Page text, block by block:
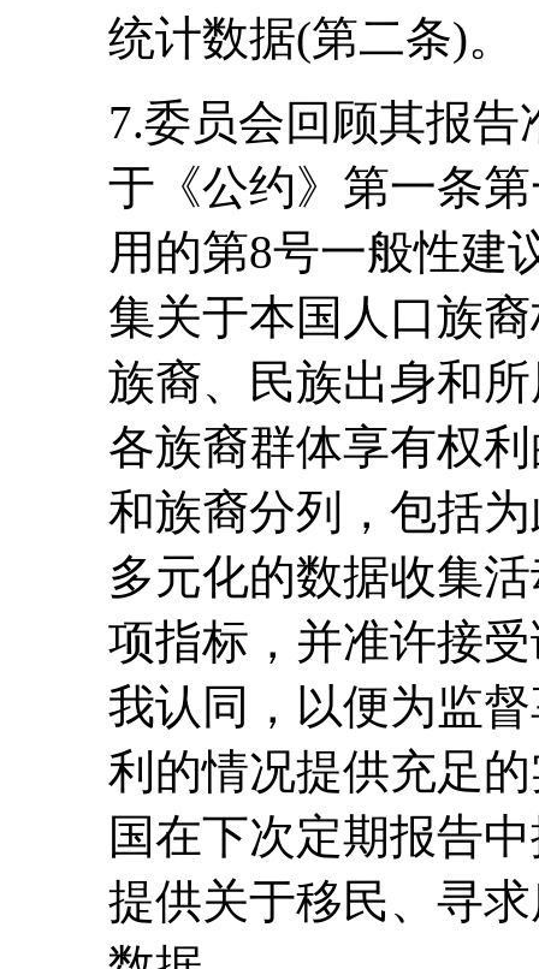
统计数据(第二条)。
7.委员会回顾其报告
于《公约》第一条
用的第8号一般性建
集关于本国人口族
族裔、民族出身和
各族裔群体享有权
和族裔分列，包括
多元化的数据收集
项指标，并准许接
我认同，以便为监
利的情况提供充足
国在下次定期报告
提供关于移民、寻